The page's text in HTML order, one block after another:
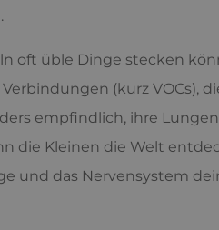
oft üble Dinge stecken
(kurz VOCs),
empfindlich, ihre
die Kleinen die Welt
und das Nervensystem